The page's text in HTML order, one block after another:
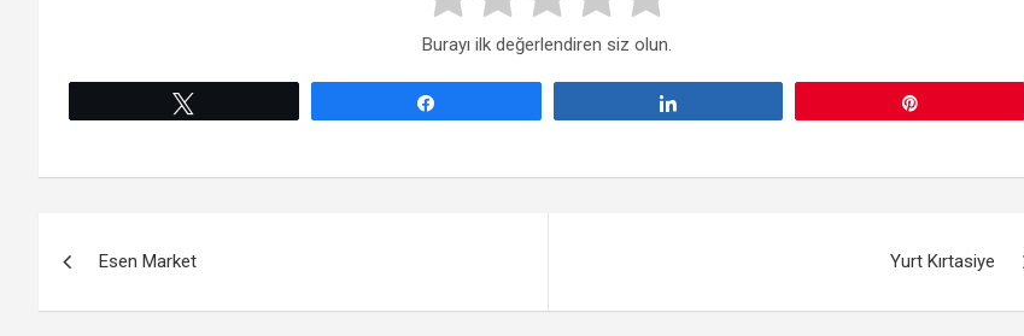
Burayı ilk değerlendiren siz olun.
Esen Market Yurt Kırtasiye